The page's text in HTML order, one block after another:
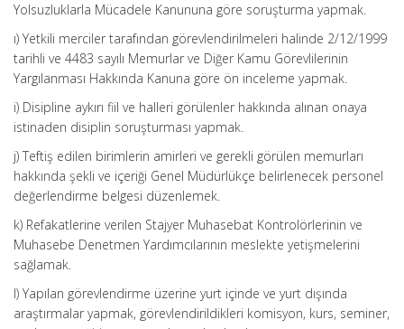
Yolsuzluklarla Mücadele Kanununa göre soruşturma yapmak.
ı) Yetkili merciler tarafından görevlendirilmeleri halinde 2/12/1999
tarihli ve 4483 sayılı Memurlar ve Diğer Kamu Görevlilerinin
Yargılanması Hakkında Kanuna göre ön inceleme yapmak.
i) Disipline aykırı fiil ve halleri görülenler hakkında alınan onaya
istinaden disiplin soruşturması yapmak.
j) Teftiş edilen birimlerin amirleri ve gerekli görülen memurları
hakkında şekli ve içeriği Genel Müdürlükçe belirlenecek personel
değerlendirme belgesi düzenlemek.
k) Refakatlerine verilen Stajyer Muhasebat Kontrolörlerinin ve
Muhasebe Denetmen Yardımcılarının meslekte yetişmelerini
sağlamak.
l) Yapılan görevlendirme üzerine yurt içinde ve yurt dışında
araştırmalar yapmak, görevlendirildikleri komisyon, kurs, seminer,